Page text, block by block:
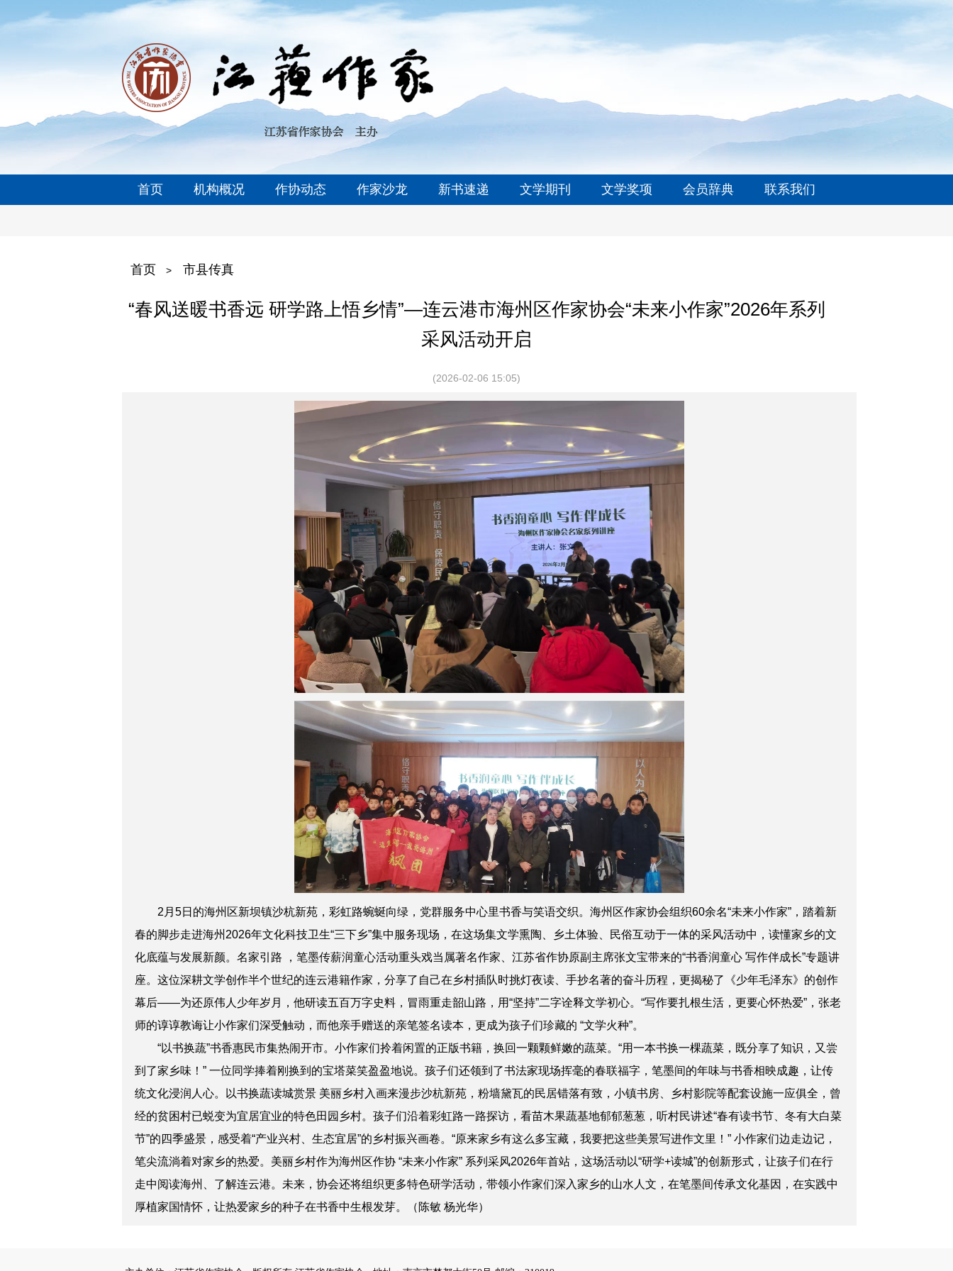
首页 机构概况 作协动态 作家沙龙 新书速递 文学期刊 文学奖项 会员辞典 联系我们
首页 > 市县传真
“春风送暖书香远 研学路上悟乡情”—连云港市海州区作家协会“未来小作家”2026年系列
采风活动开启
(2026-02-06 15:05)
2月5日的海州区新坝镇沙杭新苑，彩虹路蜿蜒向绿，党群服务中心里书香与笑语交织。海州区作家协会组织60余名“未来小作家”，踏着新
春的脚步走进海州2026年文化科技卫生“三下乡”集中服务现场，在这场集文学熏陶、乡土体验、民俗互动于一体的采风活动中，读懂家乡的文
化底蕴与发展新颜。名家引路 ，笔墨传薪润童心活动重头戏当属著名作家、江苏省作协原副主席张文宝带来的“书香润童心 写作伴成长”专题讲
座。这位深耕文学创作半个世纪的连云港籍作家，分享了自己在乡村插队时挑灯夜读、手抄名著的奋斗历程，更揭秘了《少年毛泽东》的创作
幕后——为还原伟人少年岁月，他研读五百万字史料，冒雨重走韶山路，用“坚持”二字诠释文学初心。“写作要扎根生活，更要心怀热爱”，张老
师的谆谆教诲让小作家们深受触动，而他亲手赠送的亲笔签名读本，更成为孩子们珍藏的 “文学火种”。
“以书换蔬”书香惠民市集热闹开市。小作家们拎着闲置的正版书籍，换回一颗颗鲜嫩的蔬菜。“用一本书换一棵蔬菜，既分享了知识，又尝
到了家乡味！” 一位同学捧着刚换到的宝塔菜笑盈盈地说。孩子们还领到了书法家现场挥毫的春联福字，笔墨间的年味与书香相映成趣，让传
统文化浸润人心。以书换蔬读城赏景 美丽乡村入画来漫步沙杭新苑，粉墙黛瓦的民居错落有致，小镇书房、乡村影院等配套设施一应俱全，曾
经的贫困村已蜕变为宜居宜业的特色田园乡村。孩子们沿着彩虹路一路探访，看苗木果蔬基地郁郁葱葱，听村民讲述“春有读书节、冬有大白菜
节”的四季盛景，感受着“产业兴村、生态宜居”的乡村振兴画卷。“原来家乡有这么多宝藏，我要把这些美景写进作文里！” 小作家们边走边记，
笔尖流淌着对家乡的热爱。美丽乡村作为海州区作协 “未来小作家” 系列采风2026年首站，这场活动以“研学+读城”的创新形式，让孩子们在行
走中阅读海州、了解连云港。未来，协会还将组织更多特色研学活动，带领小作家们深入家乡的山水人文，在笔墨间传承文化基因，在实践中
厚植家国情怀，让热爱家乡的种子在书香中生根发芽。（陈敏 杨光华）